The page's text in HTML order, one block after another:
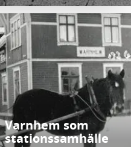
Varnhem som
stationssamhälle